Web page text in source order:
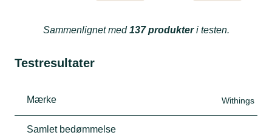
Sammenlignet med137 produkteri testen.
Testresultater
Mærke Withings
Samlet bedømmelse